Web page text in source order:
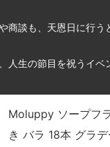
商談も、天恩日に行う
人生の節目を祝うイベ
Moluppy ソープフ
き バラ 18本 グラ